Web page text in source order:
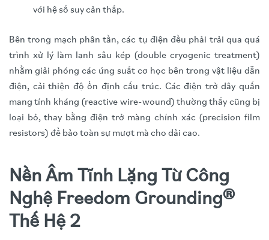
với hệ số suy cản thấp.
Bên trong mạch phân tần, các tụ điện đều phải trải qua quá
trình xử lý làm lạnh sâu kép (double cryogenic treatment)
nhằm giải phóng các ứng suất cơ học bên trong vật liệu dẫn
điện, cải thiện độ ổn định cấu trúc. Các điện trở dây quấn
mang tính kháng (reactive wire-wound) thường thấy cũng bị
loại bỏ, thay bằng điện trở màng chính xác (precision film
resistors) để bảo toàn sự mượt mà cho dải cao.
Nền Âm Tĩnh Lặng Từ Công
Nghệ Freedom Grounding®
Thế Hệ 2